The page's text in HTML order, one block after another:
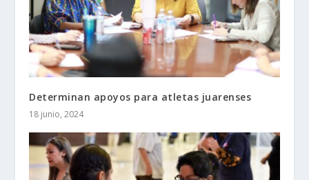
Determinan apoyos para atletas juarenses
18 junio, 2024